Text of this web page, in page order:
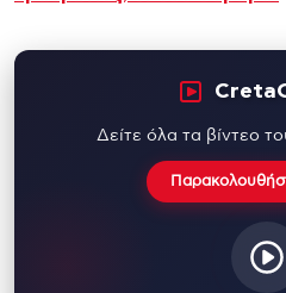
Δείτε όλα τα βίντεο